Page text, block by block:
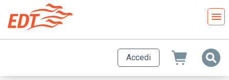
contenuto
principale
Accedi